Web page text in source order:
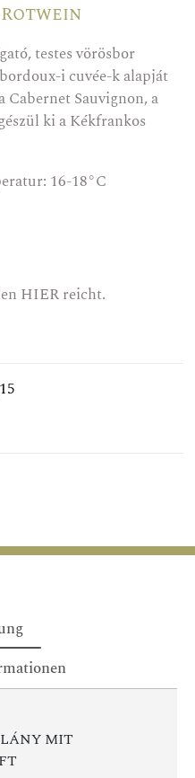
testes vörösbor
i cuvée-k alapját
Sauvignon, a
ki a Kékfrankos
16-18°C
HIERreicht.
MIT